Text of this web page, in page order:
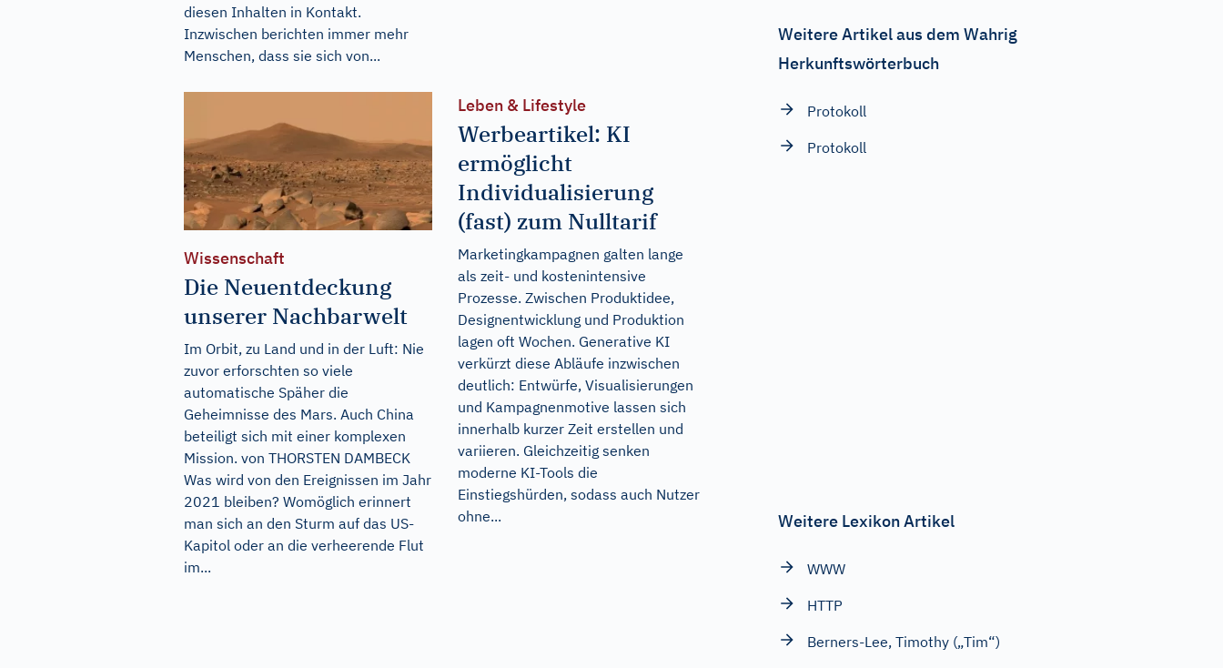
diesen Inhalten in Kontakt.
Inzwischen berichten immer mehr
Menschen, dass sie sich von...
Wissenschaft
Die Neuentdeckung
unserer Nachbarwelt
Im Orbit, zu Land und in der Luft: Nie
zuvor erforschten so viele
automatische Späher die
Geheimnisse des Mars. Auch China
beteiligt sich mit einer komplexen
Mission. von THORSTEN DAMBECK
Was wird von den Ereignissen im Jahr
2021 bleiben? Womöglich erinnert
man sich an den Sturm auf das US-
Kapitol oder an die verheerende Flut
im...
Leben & Lifestyle
Werbeartikel: KI
ermöglicht
Individualisierung
(fast) zum Nulltarif
Marketingkampagnen galten lange
als zeit- und kostenintensive
Prozesse. Zwischen Produktidee,
Designentwicklung und Produktion
lagen oft Wochen. Generative KI
verkürzt diese Abläufe inzwischen
deutlich: Entwürfe, Visualisierungen
und Kampagnenmotive lassen sich
innerhalb kurzer Zeit erstellen und
variieren. Gleichzeitig senken
moderne KI-Tools die
Einstiegshürden, sodass auch Nutzer
ohne...
Weitere Artikel aus dem Wahrig
Herkunftswörterbuch
Protokoll
Protokoll
Weitere Lexikon Artikel
WWW
HTTP
Berners-Lee, Timothy („Tim“)